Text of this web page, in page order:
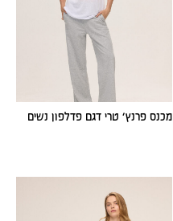
מכנס פרנץ׳ טרי דגם פדלפון נשים